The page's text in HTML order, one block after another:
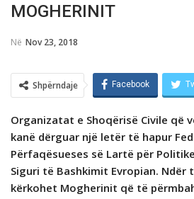
MOGHERINIT
Në Nov 23, 2018
Shpërndaje Facebook
Organizatat e Shoqërisë Civile qё
kanë dёrguar një letër të hapur
Përfaqësueses së Lartë për
Siguri të Bashkimit Evropian. Ndёr
kёrkohet Mogherinit qё të